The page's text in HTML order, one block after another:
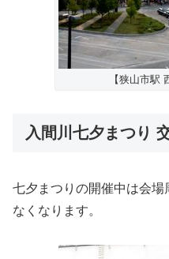
【狭山市駅
入間川七夕まつり
七夕まつりの開催中は会場
なくなります。